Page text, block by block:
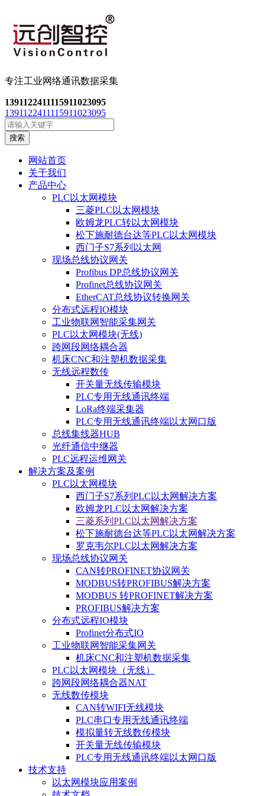
专注工业网络通讯数据采集
1391122411115911023095
1391122411115911023095
搜索
网站首页
关于我们
产品中心
PLC以太网模块
三菱PLC以太网模块
欧姆龙PLC转以太网模块
松下施耐德台达等PLC以太网模块
西门子S7系列以太网
现场总线协议网关
Profibus DP总线协议网关
Profinet总线协议网关
EtherCAT总线协议转换网关
分布式远程IO模块
工业物联网智能采集网关
PLC以太网模块(无线)
跨网段网络耦合器
机床CNC和注塑机数据采集
无线远程数传
开关量无线传输模块
PLC专用无线通讯终端
LoRa终端采集器
PLC专用无线通讯终端以太网口版
总线集线器HUB
光纤通信中继器
PLC远程运维网关
解决方案及案例
PLC以太网模块
西门子S7系列PLC以太网解决方案
欧姆龙PLC以太网解决方案
三菱系列PLC以太网解决方案
松下施耐德台达等PLC以太网解决方案
罗克韦尔PLC以太网解决方案
现场总线协议网关
CAN转PROFINET协议网关
MODBUS转PROFIBUS解决方案
MODBUS 转PROFINET解决方案
PROFIBUS解决方案
分布式远程IO模块
Profinet分布式IO
工业物联网智能采集网关
机床CNC和注塑机数据采集
PLC以太网模块（无线）
跨网段网络耦合器NAT
无线数传模块
CAN转WIFI无线模块
PLC串口专用无线通讯终端
模拟量转无线数传模块
开关量无线传输模块
PLC专用无线通讯终端以太网口版
技术支持
以太网模块应用案例